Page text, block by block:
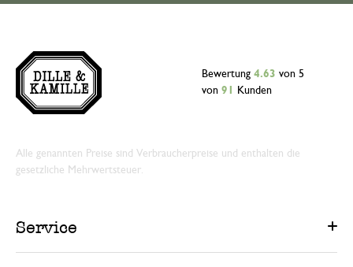
Bewertung 4.63 von 5
von 91 Kunden
Alle genannten Preise sind Verbraucherpreise und enthalten die
gesetzliche Mehrwertsteuer.
Service